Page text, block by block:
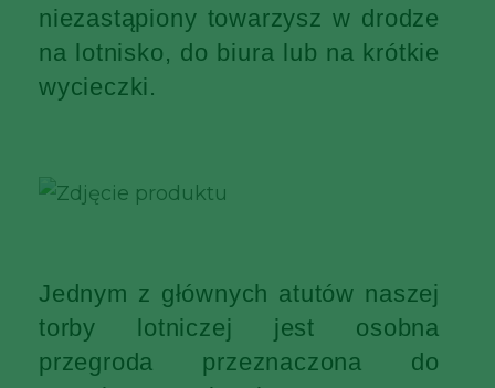
niezastąpiony towarzysz w drodze
na lotnisko, do biura lub na krótkie
wycieczki.
Jednym z głównych atutów naszej
torby lotniczej jest osobna
przegroda przeznaczona do